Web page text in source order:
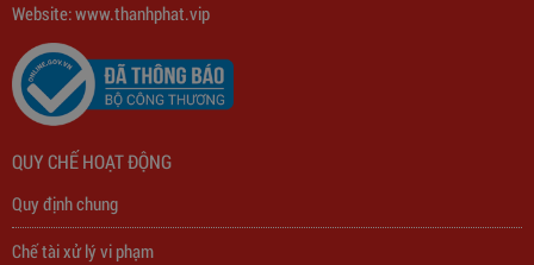
Website: www.thanhphat.vip
QUY CHẾ HOẠT ĐỘNG
Quy định chung
Chế tài xử lý vi phạm